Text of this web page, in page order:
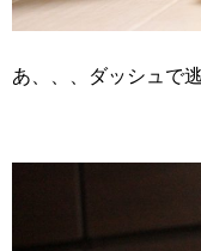
あ、、、ダッシュで